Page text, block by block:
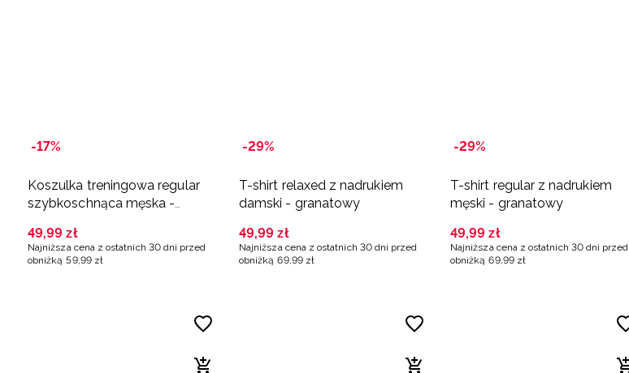
-17%
Koszulka treningowa regular
szybkoschnąca męska -
49,99 zł
Najniższa cena z ostatnich 30 dni przed
obniżką 59, 99 zł
-29%
T-shirt relaxed z nadrukiem
damski - granatowy
49,99 zł
Najniższa cena z ostatnich 30 dni przed
obniżką 69, 99 zł
-29%
T-shirt regular z nadrukiem
męski - granatowy
49,99 zł
Najniższa cena z ostatnich 30 dni przed
obniżką 69, 99 zł